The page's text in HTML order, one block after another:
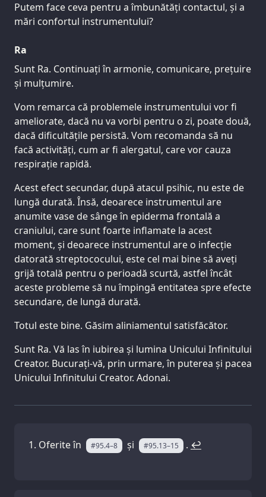
Putem face ceva pentru a îmbunătăți contactul, și a
mări confortul instrumentului?
Ra
Sunt Ra. Continuați în armonie, comunicare, prețuire
și mulțumire.
Vom remarca că problemele instrumentului vor fi
ameliorate, dacă nu va vorbi pentru o zi, poate două,
dacă dificultățile persistă. Vom recomanda să nu
facă activități, cum ar fi alergatul, care vor cauza
respirație rapidă.
Acest efect secundar, după atacul psihic, nu este de
lungă durată. Însă, deoarece instrumentul are
anumite vase de sânge în epiderma frontală a
craniului, care sunt foarte inflamate la acest
moment, și deoarece instrumentul are o infecție
datorată streptococului, este cel mai bine să aveți
grijă totală pentru o perioadă scurtă, astfel încât
aceste probleme să nu împingă entitatea spre efecte
secundare, de lungă durată.
Totul este bine. Găsim aliniamentul satisfăcător.
Sunt Ra. Vă las în iubirea și lumina Unicului Infinitului
Creator. Bucurați-vă, prin urmare, în puterea și pacea
Unicului Infinitului Creator. Adonai.
Oferite în #95.4–8 și #95.13–15 . ↩